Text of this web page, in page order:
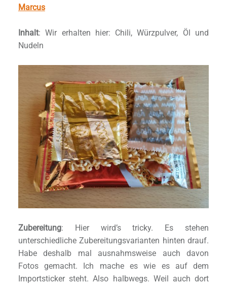
Marcus
Inhalt: Wir erhalten hier: Chili, Würzpulver, Öl und
Nudeln
Zubereitung: Hier wird’s tricky. Es stehen
unterschiedliche Zubereitungsvarianten hinten drauf.
Habe deshalb mal ausnahmsweise auch davon
Fotos gemacht. Ich mache es wie es auf dem
Importsticker steht. Also halbwegs. Weil auch dort